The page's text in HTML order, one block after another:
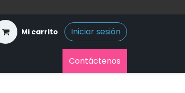
Mi carrito Iniciar sesión
Contáctenos